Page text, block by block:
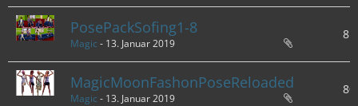
PosePackSofing1-8
Magic - 13. Januar 2019
MagicMoonFashonPoseReloaded
Magic - 13. Januar 2019